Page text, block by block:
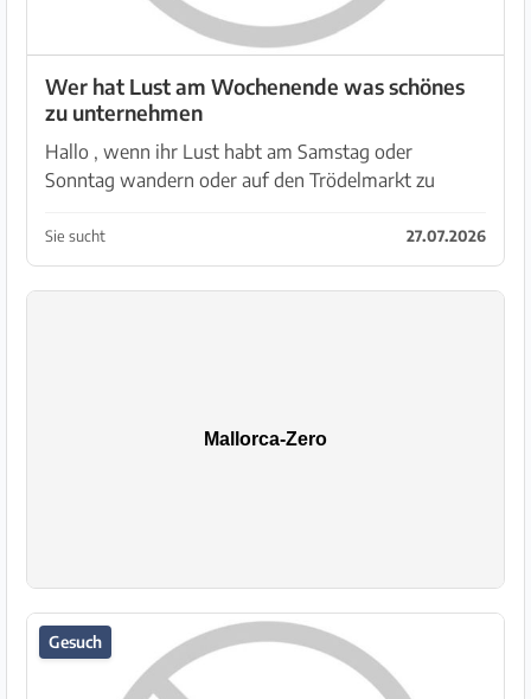
Wer hat Lust am Wochenende was schönes
zu unternehmen
Hallo , wenn ihr Lust habt am Samstag oder
Sonntag wandern oder auf den Trödelmarkt zu
einfach an schönen Plätzen zu sitzen ich bin Mitte 50
weiblich,...
Sie sucht 27.07.2026
Gesuch